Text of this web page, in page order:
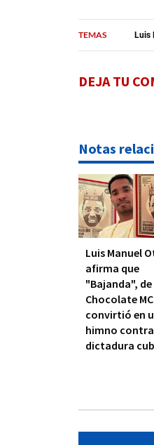
TEMAS Luis
DEJA TU
Notas
Luis Manuel
afirma que
"Bajanda", de
Chocolate
convirtió en
himno
dictadura